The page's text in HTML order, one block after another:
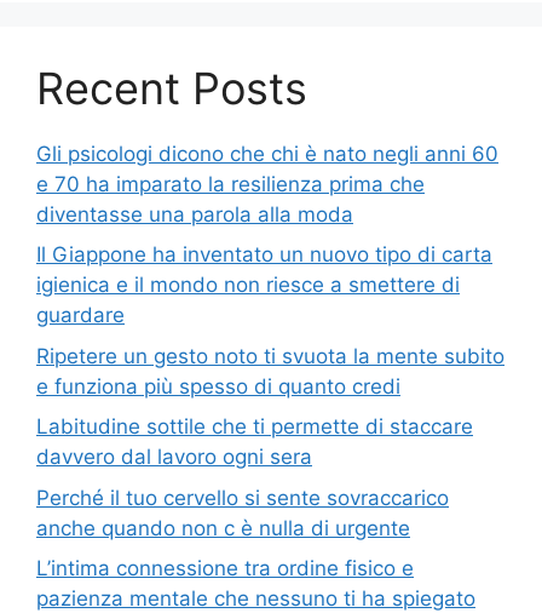
Recent Posts
Gli psicologi dicono che chi è nato negli anni 60
e 70 ha imparato la resilienza prima che
diventasse una parola alla moda
Il Giappone ha inventato un nuovo tipo di carta
igienica e il mondo non riesce a smettere di
guardare
Ripetere un gesto noto ti svuota la mente subito
e funziona più spesso di quanto credi
Labitudine sottile che ti permette di staccare
davvero dal lavoro ogni sera
Perché il tuo cervello si sente sovraccarico
anche quando non c è nulla di urgente
L’intima connessione tra ordine fisico e
pazienza mentale che nessuno ti ha spiegato